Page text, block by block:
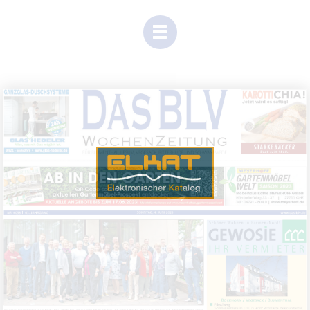
Einen Moment Geduld, Inhalte werden geladen.